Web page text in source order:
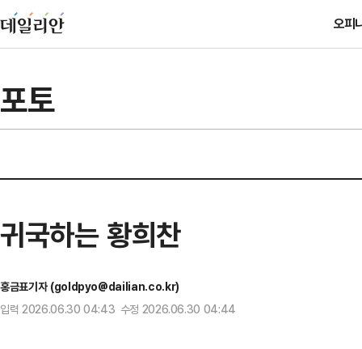
오피
포토
귀국하는 황희찬
홍금표기자 (goldpyo@dailian.co.kr)
입력 2026.06.30 04:43 수정 2026.06.30 04:44